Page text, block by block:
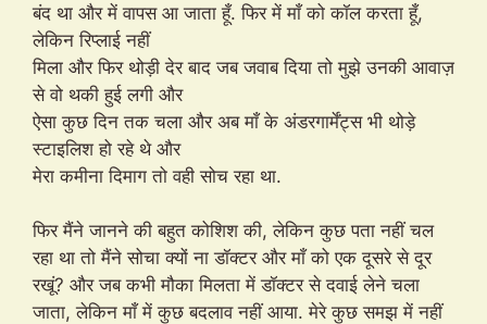
बंद था और में वापस आ जाता हूँ. फिर में माँ को कॉल करता हूँ,
लेकिन रिप्लाई नहीं
मिला और फिर थोड़ी देर बाद जब जवाब दिया तो मुझे उनकी आवाज़
से वो थकी हुई लगी और
ऐसा कुछ दिन तक चला और अब माँ के अंडरगार्मेंट्स भी थोड़े
स्टाइलिश हो रहे थे और
मेरा कमीना दिमाग तो वही सोच रहा था.
फिर मैंने जानने की बहुत कोशिश की, लेकिन कुछ पता नहीं चल
रहा था तो मैंने सोचा क्यों ना डॉक्टर और माँ को एक दूसरे से दूर
रखूं? और जब कभी मौका मिलता में डॉक्टर से दवाई लेने चला
जाता, लेकिन माँ में कुछ बदलाव नहीं आया. मेरे कुछ समझ में नहीं